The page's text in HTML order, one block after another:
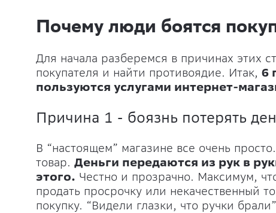
Почему люди боятся
Для начала разберемся в причинах этих
покупателя и найти противоядие. Итак, 6
пользуются услугами интернет-
Причина 1 - боязнь потерять
В “настоящем” магазине все очень
товар. Деньги передаются из рук в
этого. Честно и прозрачно. Максимум,
продать просрочку или некачественный
покупку. “Видели глазки, что ручки